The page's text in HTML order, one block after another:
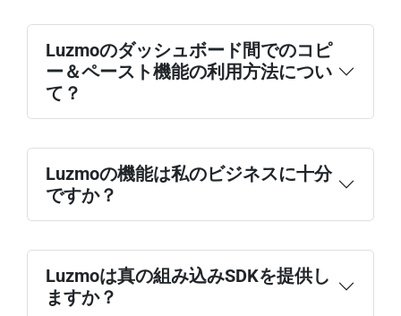
Luzmoのダッシュボード間でのコピ
ー＆ペースト機能の利用方法につい
て？
Luzmoの機能は私のビジネスに十分
ですか？
Luzmoは真の組み込みSDKを提供し
ますか？